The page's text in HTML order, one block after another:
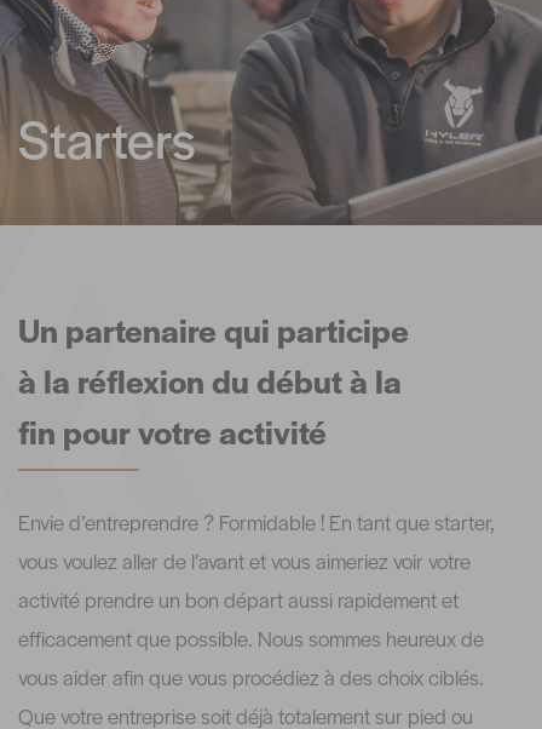
Starters
Un partenaire qui participe
à la réflexion du début à la
fin pour votre activité
Envie d’entreprendre ? Formidable ! En tant que starter,
vous voulez aller de l’avant et vous aimeriez voir votre
activité prendre un bon départ aussi rapidement et
efficacement que possible. Nous sommes heureux de
vous aider afin que vous procédiez à des choix ciblés.
Que votre entreprise soit déjà totalement sur pied ou